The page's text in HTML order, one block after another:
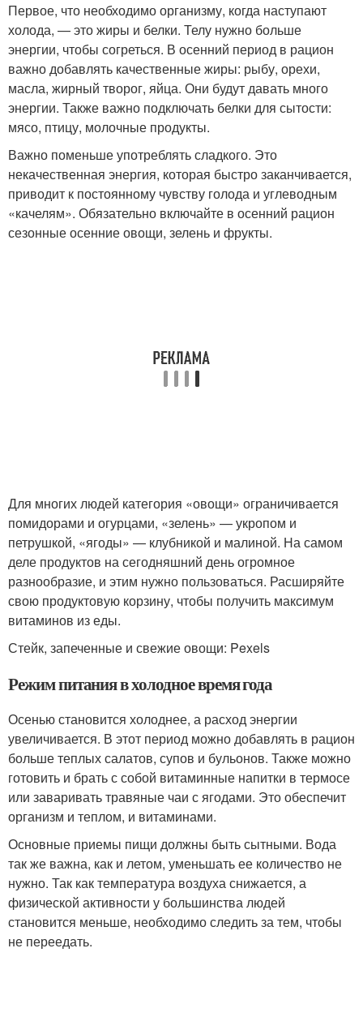
Первое, что необходимо организму, когда наступают
холода, — это жиры и белки. Телу нужно больше
энергии, чтобы согреться. В осенний период в рацион
важно добавлять качественные жиры: рыбу, орехи,
масла, жирный творог, яйца. Они будут давать много
энергии. Также важно подключать белки для сытости:
мясо, птицу, молочные продукты.
Важно поменьше употреблять сладкого. Это
некачественная энергия, которая быстро заканчивается,
приводит к постоянному чувству голода и углеводным
«качелям». Обязательно включайте в осенний рацион
сезонные осенние овощи, зелень и фрукты.
Для многих людей категория «овощи» ограничивается
помидорами и огурцами, «зелень» — укропом и
петрушкой, «ягоды» — клубникой и малиной. На самом
деле продуктов на сегодняшний день огромное
разнообразие, и этим нужно пользоваться. Расширяйте
свою продуктовую корзину, чтобы получить максимум
витаминов из еды.
Стейк, запеченные и свежие овощи: Pexels
Режим питания в холодное время года
Осенью становится холоднее, а расход энергии
увеличивается. В этот период можно добавлять в рацион
больше теплых салатов, супов и бульонов. Также можно
готовить и брать с собой витаминные напитки в термосе
или заваривать травяные чаи с ягодами. Это обеспечит
организм и теплом, и витаминами.
Основные приемы пищи должны быть сытными. Вода
так же важна, как и летом, уменьшать ее количество не
нужно. Так как температура воздуха снижается, а
физической активности у большинства людей
становится меньше, необходимо следить за тем, чтобы
не переедать.